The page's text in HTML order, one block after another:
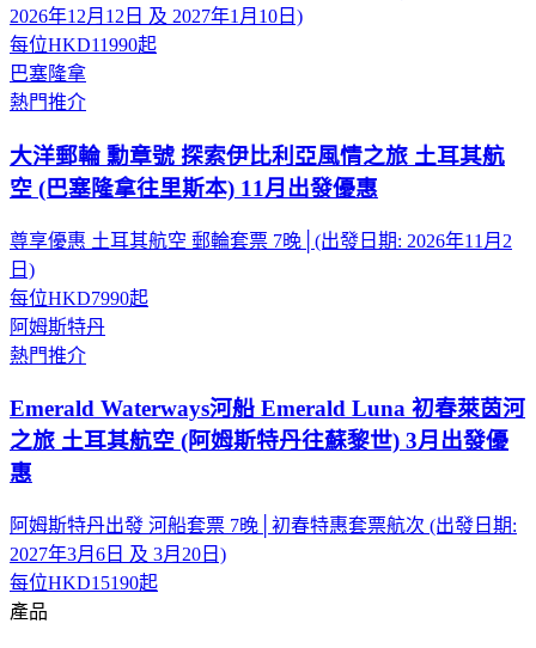
2026年12月12日 及 2027年1月10日)
每位HKD11990起
巴塞隆拿
熱門推介
大洋郵輪 勳章號 探索伊比利亞風情之旅 土耳其航
空 (巴塞隆拿往里斯本) 11月出發優惠
尊享優惠 土耳其航空 郵輪套票 7晚│(出發日期: 2026年11月2
日)
每位HKD7990起
阿姆斯特丹
熱門推介
Emerald Waterways河船 Emerald Luna 初春萊茵河
之旅 土耳其航空 (阿姆斯特丹往蘇黎世) 3月出發優
惠
阿姆斯特丹出發 河船套票 7晚│初春特惠套票航次 (出發日期:
2027年3月6日 及 3月20日)
每位HKD15190起
產品